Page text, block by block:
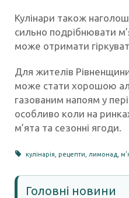
Кулінари також
сильно подрібнювати
може отримати
Для жителів
може стати хорошою
газованим напоям у
особливо коли на
м’ята та сезонні ягоди.
кулінарія ,рецепти лимонад ,
Головні новини